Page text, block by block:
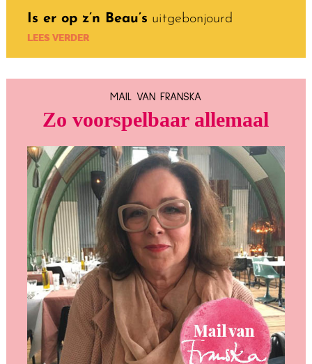
Is er op z’n Beau’s uitgebonjourd
LEES VERDER
MAIL VAN FRANSKA
Zo voorspelbaar allemaal